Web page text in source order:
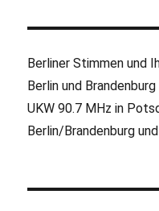
Berliner Stimmen und
Berlin und
UKW 90.7 MHz in
Berlin/Brandenburg